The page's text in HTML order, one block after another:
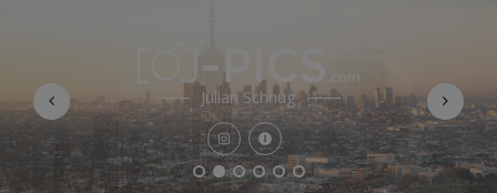
Julian Schnug